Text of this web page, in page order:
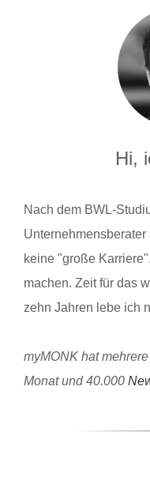
Hi,
Nach dem BWL-
keine "große
machen. Zeit für das
zehn Jahren lebe ich
myMONK hat
Monat und 40.000